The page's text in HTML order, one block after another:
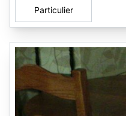
Particulier